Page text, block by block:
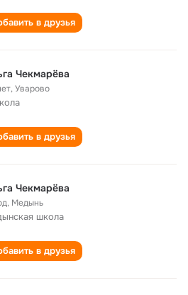
в друзья
Чекмарёва
,Уварово
в друзья
Чекмарёва
, Медынь
школа
в друзья